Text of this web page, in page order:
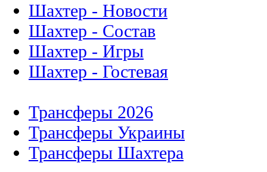
Шахтер - Новости
Шахтер - Состав
Шахтер - Игры
Шахтер - Гостевая
Трансферы 2026
Трансферы Украины
Трансферы Шахтера